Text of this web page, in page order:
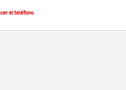
el teléfono.